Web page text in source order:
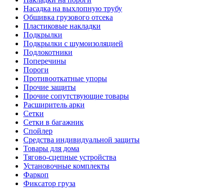
Насадка на выхлопную трубу
Обшивка грузового отсека
Пластиковые накладки
Подкрылки
Подкрылки с шумоизоляцией
Подлокотники
Поперечины
Пороги
Противооткатные упоры
Прочие защиты
Прочие сопутствующие товары
Расширитель арки
Сетки
Сетки в багажник
Спойлер
Средства индивидуальной защиты
Товары для дома
Тягово-сцепные устройства
Установочные комплекты
Фаркоп
Фиксатор груза